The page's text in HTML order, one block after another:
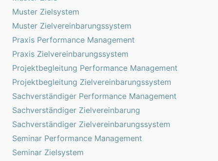
Muster Zielsystem
Muster Zielvereinbarungssystem
Praxis Performance Management
Praxis Zielvereinbarungssystem
Projektbegleitung Performance Management
Projektbegleitung Zielvereinbarungssystem
Sachverständiger Performance Management
Sachverständiger Zielvereinbarung
Sachverständiger Zielvereinbarungssystem
Seminar Performance Management
Seminar Zielsystem